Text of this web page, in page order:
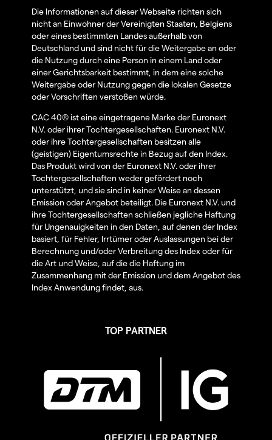
Die Informationen auf dieser Webseite richten sich
nicht an Einwohner der Vereinigten Staaten, Belgiens
oder eines bestimmten Landes außerhalb von
Deutschland und sind nicht für die Weitergabe an oder
die Nutzung durch eine Person in einem Land oder
einer Gerichtsbarkeit bestimmt, in dem eine solche
Weitergabe oder Nutzung gegen die lokalen Gesetze
oder Vorschriften verstoßen würde.
CAC 40® ist eine eingetragene Marke der Euronext
N.V. oder ihrer Tochtergesellschaften. Euronext N.V.
oder ihre Tochtergesellschaften besitzen alle
(geistigen) Eigentumsrechte in Bezug auf den Index.
Das Produkt wird von der Euronext N.V. oder ihrer
Tochtergesellschaften weder gefördert noch
unterstützt, und sie sind in keiner Weise an dessen
Emission oder Angebot beteiligt. Die Euronext N.V. und
ihre Tochtergesellschaften schließen jegliche Haftung
für Ungenauigkeiten in den Daten, auf denen der Index
basiert, für Fehler, Irrtümer oder Auslassungen bei der
Berechnung und/oder Verbreitung des Index oder für
die Art und Weise, auf die die Haftung im
Zusammenhang mit der Emission und dem Angebot des
Index Anwendung findet, aus.
TOP PARTNER